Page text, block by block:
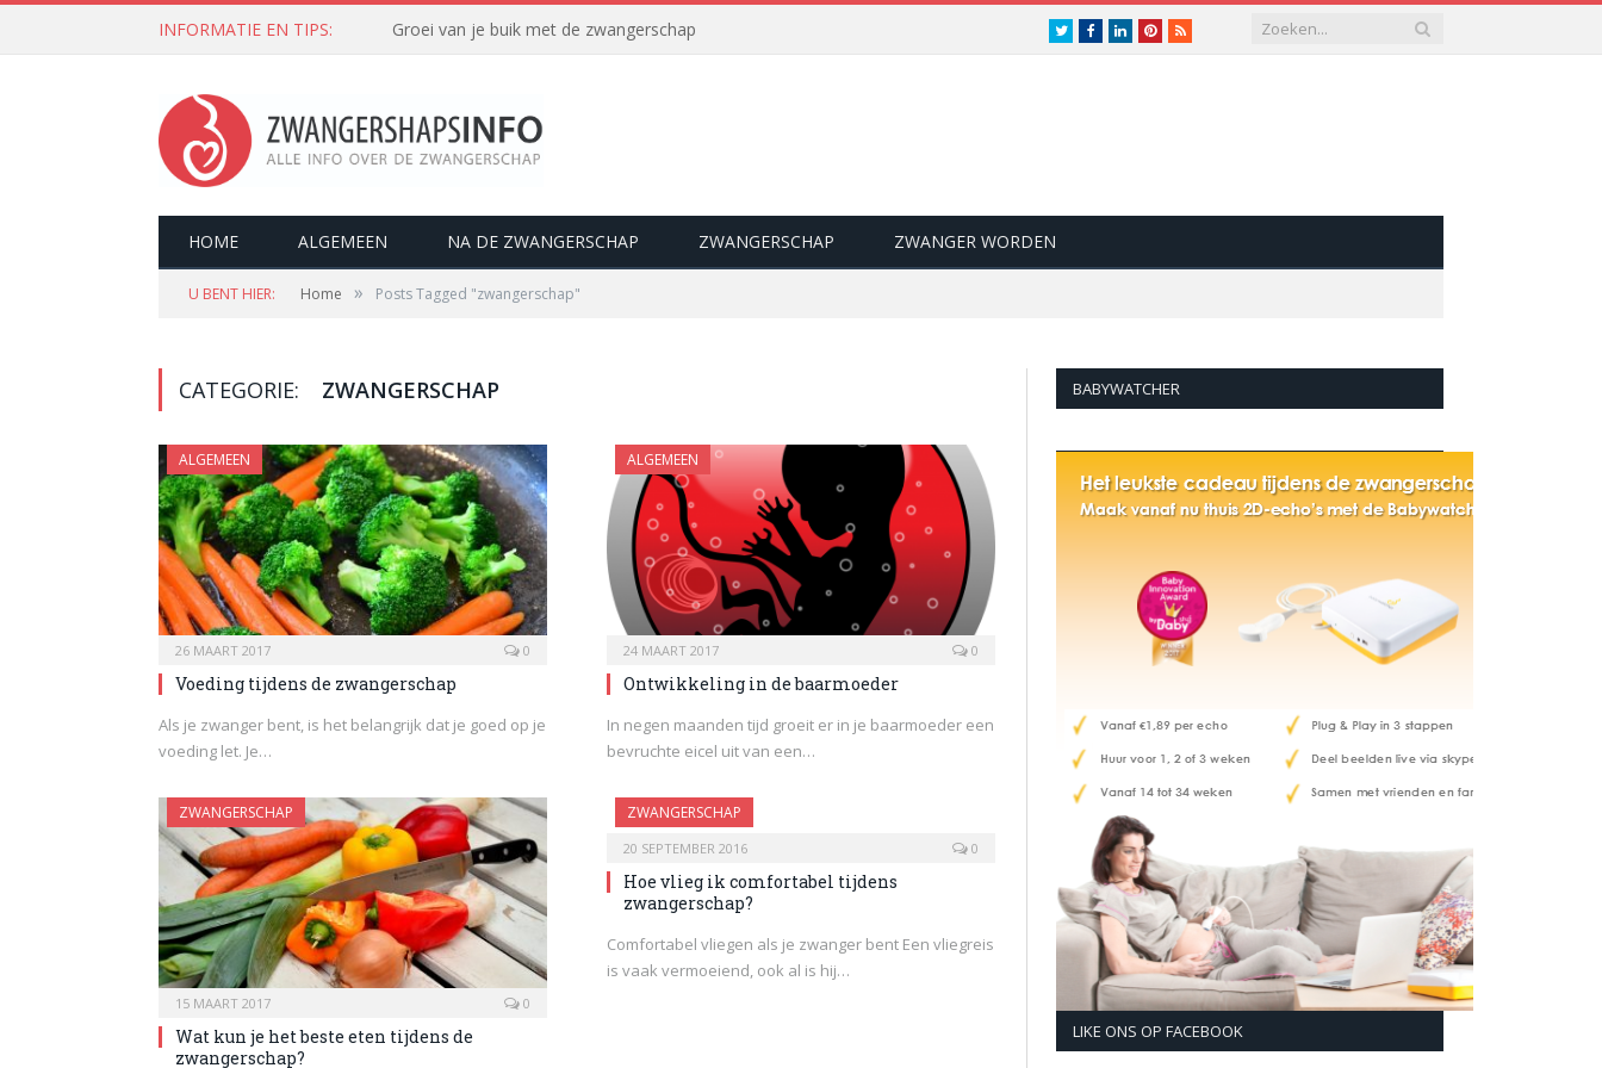
INFORMATIE EN TIPS: Groei van je buik met de zwangerschap TwitterFacebookLinkedInPinterest
RSS
HOME ALGEMEEN NA DE ZWANGERSCHAP ZWANGERSCHAP ZWANGER WORDEN
U BENT HIER: Home » Posts Tagged "zwangerschap"
CATEGORIE: ZWANGERSCHAP
ALGEMEEN
26 MAART 2017 0
Voeding tijdens de zwangerschap
Als je zwanger bent, is het belangrijk dat je goed op je
voeding let. Je…
ALGEMEEN
24 MAART 2017 0
Ontwikkeling in de baarmoeder
In negen maanden tijd groeit er in je baarmoeder een
bevruchte eicel uit van een…
ZWANGERSCHAP
15 MAART 2017 0
Wat kun je het beste eten tijdens de
zwangerschap?
ZWANGERSCHAP
20 SEPTEMBER 2016 0
Hoe vlieg ik comfortabel tijdens
zwangerschap?
Comfortabel vliegen als je zwanger bent Een vliegreis
is vaak vermoeiend, ook al is hij…
BABYWATCHER
LIKE ONS OP FACEBOOK